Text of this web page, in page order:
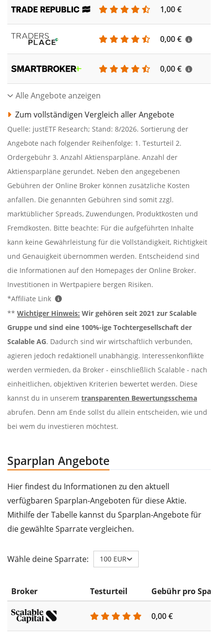
1,00 €
0,00 €
0,00 €
Alle Angebote anzeigen
Zum vollständigen Vergleich aller Angebote
Quelle: justETF Research; Stand: 8/2026. Sortierung der
Angebote nach folgender Reihenfolge: 1. Testurteil 2.
Ordergebühr 3. Anzahl Aktiensparpläne. Anzahl der
Aktiensparpläne gerundet. Neben den angegebenen
Gebühren der Online Broker können zusätzliche Kosten
anfallen. Die genannten Gebühren sind somit zzgl.
marktüblicher Spreads, Zuwendungen, Produktkosten und
Fremdkosten. Bitte beachte: Für die aufgeführten Inhalte
kann keine Gewährleistung für die Vollständigkeit, Richtigkeit
und Genauigkeit übernommen werden. Entscheidend sind
die Informationen auf den Homepages der Online Broker.
Investitionen in Wertpapiere bergen Risiken.
*Affiliate Link
** Wichtiger Hinweis: Wir gehören seit 2021 zur Scalable
Gruppe und sind eine 100%-ige Tochtergesellschaft der
Scalable AG. Dadurch sind wir wirtschaftlich verbunden,
agieren jedoch redaktionell unabhängig. Interessenkonflikte
werden vermieden, da Broker - einschließlich Scalable - nach
einheitlichen, objektiven Kriterien bewertet werden. Diese
kannst du in unserem transparenten Bewertungsschema
abrufen. Denn am Ende sollst du allein entscheiden, wie und
bei wem du investieren möchtest.
Sparplan Angebote
Hier findest du Informationen zu den aktuell
verfügbaren Sparplan-Angeboten für diese Aktie.
Mithilfe der Tabelle kannst du Sparplan-Angebote für
die gewählte Sparrate vergleichen.
Wähle deine Sparrate: 100 EUR
Broker Testurteil Gebühr pro
0,00 €